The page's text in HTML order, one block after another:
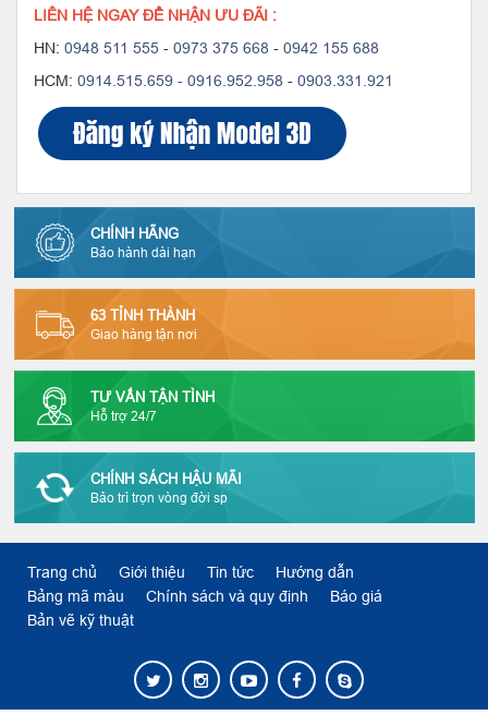
LIÊN HỆ NGAY ĐỂ NHẬN ƯU ĐÃI :
HN: 0948 511 555 - 0973 375 668 - 0942 155 688
HCM: 0914.515.659 - 0916.952.958 - 0903.331.921
CHÍNH HÃNG
Bảo hành dài hạn
63 TỈNH THÀNH
Giao hàng tận nơi
TƯ VẤN TẬN TÌNH
Hỗ trợ 24/7
CHÍNH SÁCH HẬU MÃI
Bảo trì trọn vòng đời sp
Trang chủ Giới thiệu Tin tức
Hướng dẫn
Bảng mã màu
Chính sách và quy định
Báo giá
Bản vẽ kỹ thuật